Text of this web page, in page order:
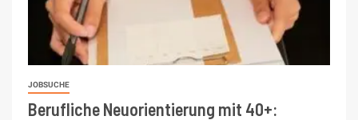
JOBSUCHE
Berufliche Neuorientierung mit 40+: